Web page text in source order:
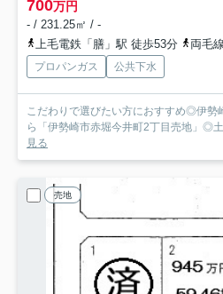
700万円
- / 231.25㎡ / -
上毛電鉄「膳」駅 徒歩53分
両毛
プロパンガス 公共下水
こだわりで選びたい方におすすめ◎伊勢
ら「伊勢崎市赤堀今井町2丁目売地」◎
見る
売地